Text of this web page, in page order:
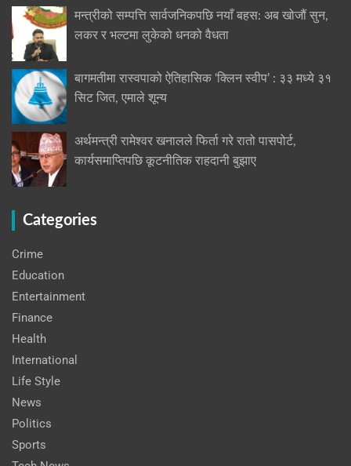
मन्त्रीको सम्पत्ति सार्वजनिकपछि नयाँ बहस: अब खोजौं सुन,
लकर र भल्टमा लुकेको धनको वैधता
बागमतीमा रास्वपाको ऐतिहासिक ‘क्लिन स्वीप’ : ३३ मध्ये ३१
सिट जित, एमाले शून्य
अर्थमन्त्री रामेश्वर खनालले फिर्ता गरे रातो पासपोर्ट,
कार्यसमाप्तिपछि कूटनीतिक राहदानी बुझाए
Categories
Crime
Education
Entertainment
Finance
Health
International
Life Style
News
Politics
Sports